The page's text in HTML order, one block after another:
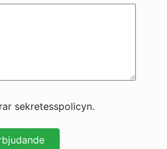
sekretesspolicyn.